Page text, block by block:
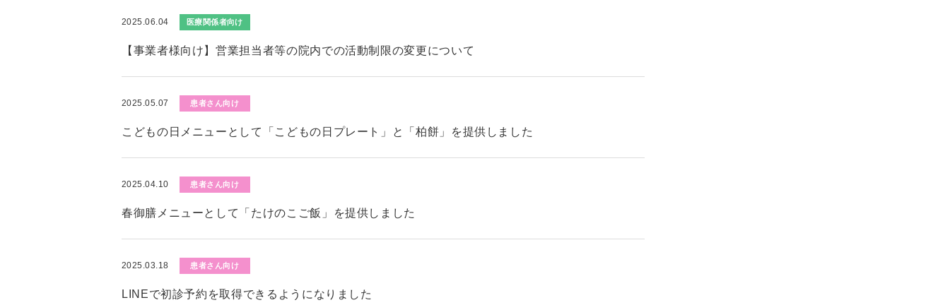
2025.06.04 医療関係者向け
【事業者様向け】営業担当者等の院内での活動制限の変更について
2025.05.07 患者さん向け
こどもの日メニューとして「こどもの日プレート」と「柏餅」を提供しました
2025.04.10 患者さん向け
春御膳メニューとして「たけのこご飯」を提供しました
2025.03.18 患者さん向け
LINEで初診予約を取得できるようになりました